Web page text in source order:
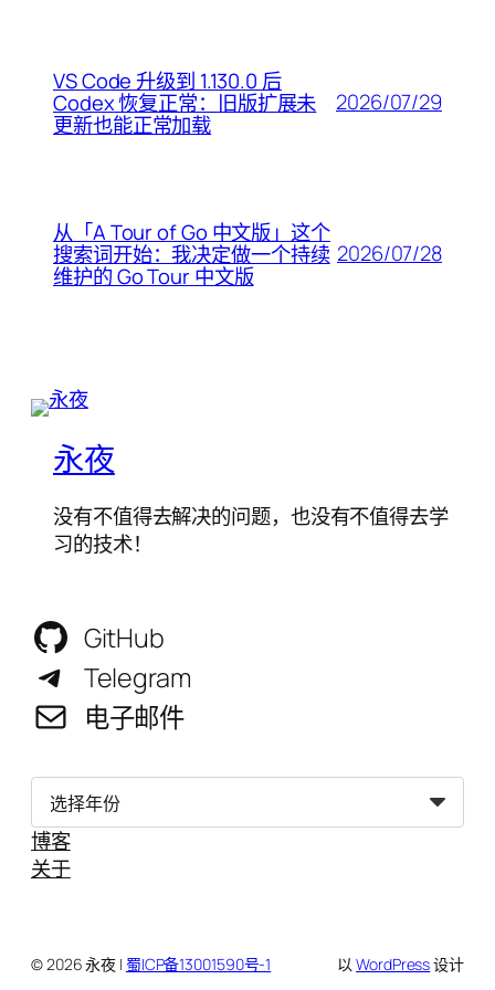
VS Code 升级到 1.130.0 后
Codex 恢复正常：旧版扩展未
更新也能正常加载
2026/07/29
从「A Tour of Go 中文版」这个
搜索词开始：我决定做一个持续
维护的 Go Tour 中文版
2026/07/28
永夜
没有不值得去解决的问题，也没有不值得去学
习的技术！
GitHub
Telegram
电子邮件
归
博客
关于
© 2026 永夜 | 蜀ICP备13001590号-1 以WordPress设计